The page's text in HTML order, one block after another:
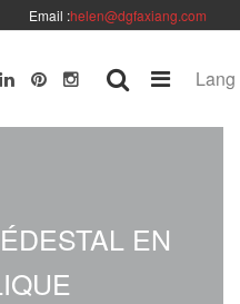
Email :helen@dgfaxiang.com
Lang
EN